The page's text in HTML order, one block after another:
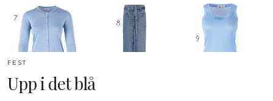
FEST
Upp i det blå